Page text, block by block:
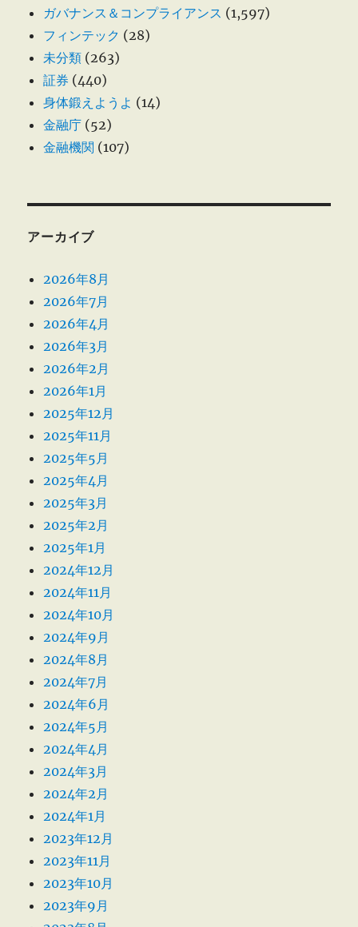
ガバナンス＆コンプライアンス (1,597)
フィンテック (28)
未分類 (263)
証券 (440)
身体鍛えようよ (14)
金融庁 (52)
金融機関 (107)
アーカイブ
2026年8月
2026年7月
2026年4月
2026年3月
2026年2月
2026年1月
2025年12月
2025年11月
2025年5月
2025年4月
2025年3月
2025年2月
2025年1月
2024年12月
2024年11月
2024年10月
2024年9月
2024年8月
2024年7月
2024年6月
2024年5月
2024年4月
2024年3月
2024年2月
2024年1月
2023年12月
2023年11月
2023年10月
2023年9月